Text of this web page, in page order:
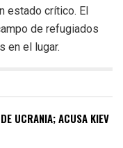
estado crítico. El
de refugiados
en el lugar.
UCRANIA; ACUSA KIEV